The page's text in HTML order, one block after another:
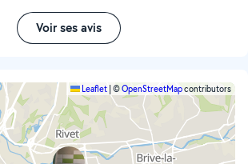
Voir ses avis
Leaflet ©OpenStreetMapcontributors